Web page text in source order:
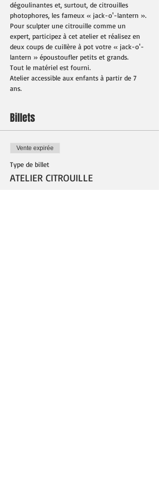
dégoulinantes et, surtout, de citrouilles
photophores, les fameux « jack-o'-lantern ».
Pour sculpter une citrouille comme un
expert, participez à cet atelier et réalisez en
deux coups de cuillère à pot votre « jack-o'-
lantern » époustoufler petits et grands.
Tout le matériel est fourni.
Atelier accessible aux enfants à partir de 7
ans.
Billets
Vente expirée
Type de billet
ATELIER CITROUILLE